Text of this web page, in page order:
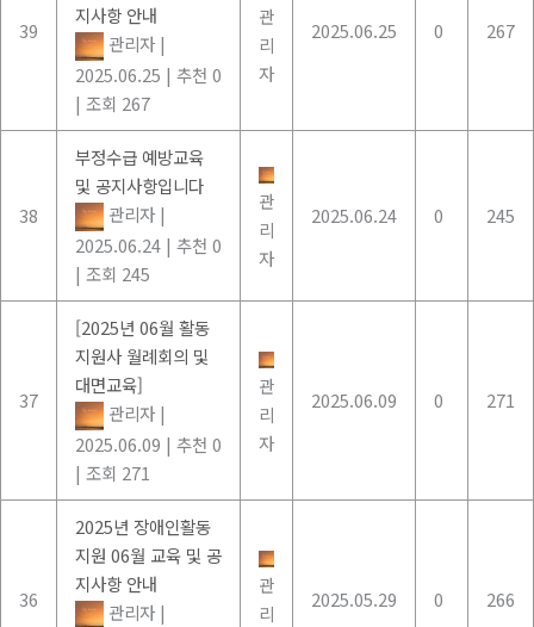
39
지사항 안내
관리자 |
2025.06.25 | 추천 0
| 조회 267
관
리
자
2025.06.25 0 267
38
부정수급 예방교육
및 공지사항입니다
관리자 |
2025.06.24 | 추천 0
| 조회 245
관
리
자
2025.06.24 0 245
37
[2025년 06월 활동
지원사 월례회의 및
대면교육]
관리자 |
2025.06.09 | 추천 0
| 조회 271
관
리
자
2025.06.09 0 271
36
2025년 장애인활동
지원 06월 교육 및 공
지사항 안내
관리자 |
관
리
2025.05.29 0 266